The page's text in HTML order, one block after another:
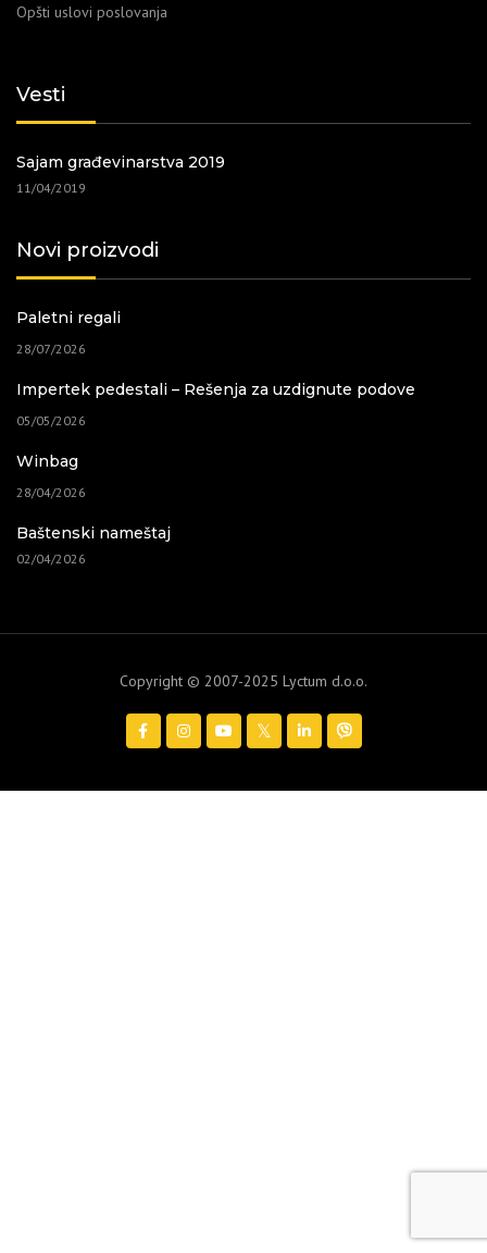
Opšti uslovi poslovanja
Vesti
Sajam građevinarstva 2019
11/04/2019
Novi proizvodi
Paletni regali
28/07/2026
Impertek pedestali – Rešenja za uzdignute podove
05/05/2026
Winbag
28/04/2026
Baštenski nameštaj
02/04/2026
Copyright © 2007-2025 Lyctum d.o.o.